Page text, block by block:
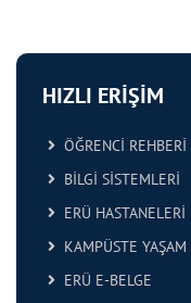
HIZLI ERİŞİM
ÖĞRENCİ REHBERİ
BİLGİ SİSTEMLERİ
ERÜ HASTANELERİ
KAMPÜSTE YAŞAM
ERÜ E-BELGE